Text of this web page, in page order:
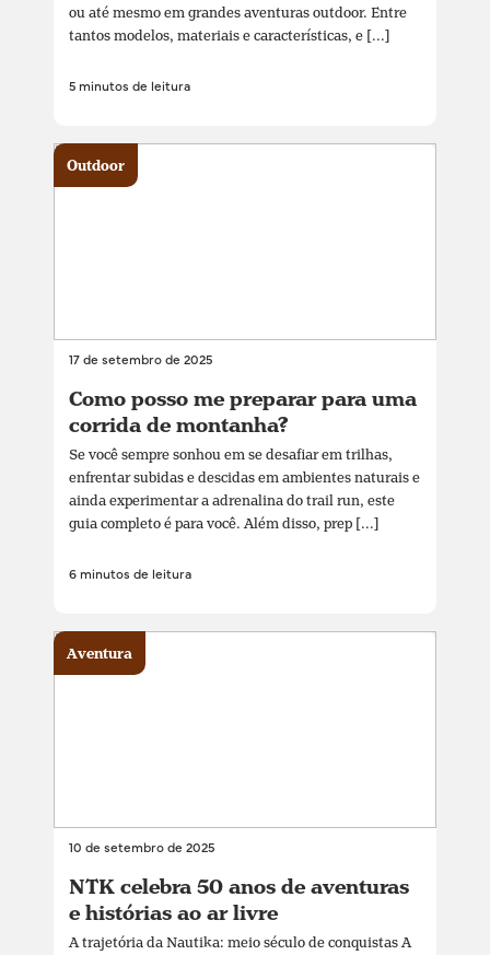
ou até mesmo em grandes aventuras outdoor. Entre
tantos modelos, materiais e características, e [...]
5 minutos de leitura
17 de setembro de 2025
Como posso me preparar para uma
corrida de montanha?
Se você sempre sonhou em se desafiar em trilhas,
enfrentar subidas e descidas em ambientes naturais e
ainda experimentar a adrenalina do trail run, este
guia completo é para você. Além disso, prep [...]
6 minutos de leitura
Outdoor
10 de setembro de 2025
NTK celebra 50 anos de aventuras
e histórias ao ar livre
A trajetória da Nautika: meio século de conquistas A
Aventura